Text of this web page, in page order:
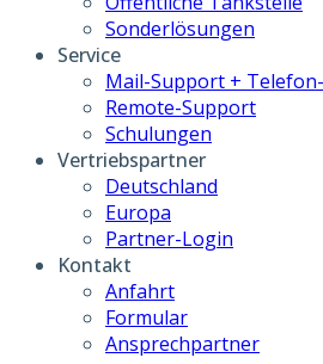
Sonderlösungen
Service
Mail-Support +
Remote-Support
Schulungen
Vertriebspartner
Deutschland
Europa
Partner-Login
Kontakt
Anfahrt
Formular
Ansprechpartner